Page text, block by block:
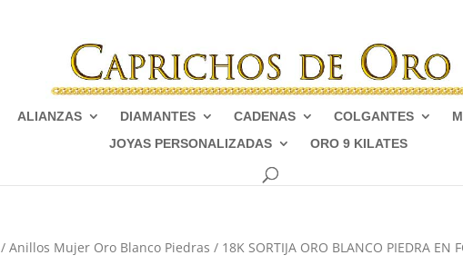
ALIANZAS DIAMANTES CADENAS COLGANTES
JOYAS PERSONALIZADAS
ORO 9 KILATES
/Anillos Mujer Oro Blanco Piedras / 18K SORTIJA ORO BLANCO PIEDRA EN